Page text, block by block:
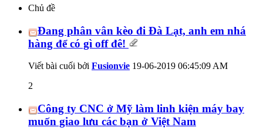
Chủ đề
Đang phân vân kèo đi Đà Lạt, anh em nhá
hàng để có gì off đê!
Viết bài cuối bởi Fusionvie 19-06-2019 06:45:09 AM
2
Công ty CNC ở Mỹ làm linh kiện máy bay
muốn giao lưu các bạn ở Việt Nam